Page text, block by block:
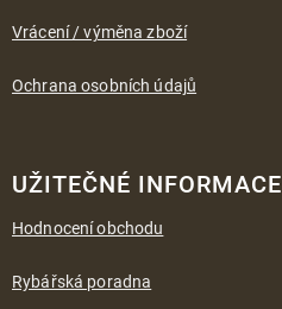
Vrácení / výměna zboží
Ochrana osobních údajů
UŽITEČNÉ INFORMACE
Hodnocení obchodu
Rybářská poradna